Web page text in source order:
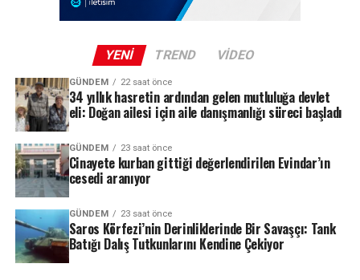
sanatçının ailesi, yakın dostları ve sevenlerinin yoğun
REKLAM
YENI TREND VIDEO
GÜNDEM 22 saat önce
34 yıllık hasretin ardından gelen mutluluğa devlet
eli: Doğan ailesi için aile danışmanlığı süreci başladı
GÜNDEM 23 saat önce
Cinayete kurban gittiği değerlendirilen Evindar’ın
cesedi aranıyor
GÜNDEM 23 saat önce
Saros Körfezi’nin Derinliklerinde Bir Savaşçı: Tank
Batığı Dalış Tutkunlarını Kendine Çekiyor